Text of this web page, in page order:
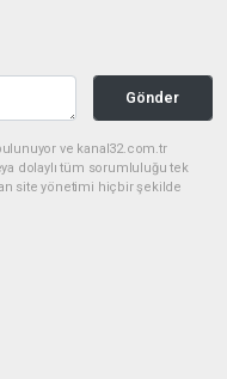
Gönder
ve kanal32.com.tr
dolaylı tüm sorumluluğu tek
site yönetimi hiçbir şekilde